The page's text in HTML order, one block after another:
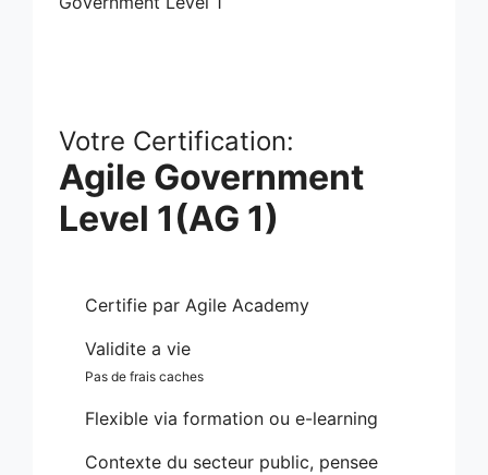
Votre Certification:
Agile Government
Level 1(AG 1)
Certifie par Agile Academy
Validite a vie
Pas de frais caches
Flexible via formation ou e-learning
Contexte du secteur public, pensee